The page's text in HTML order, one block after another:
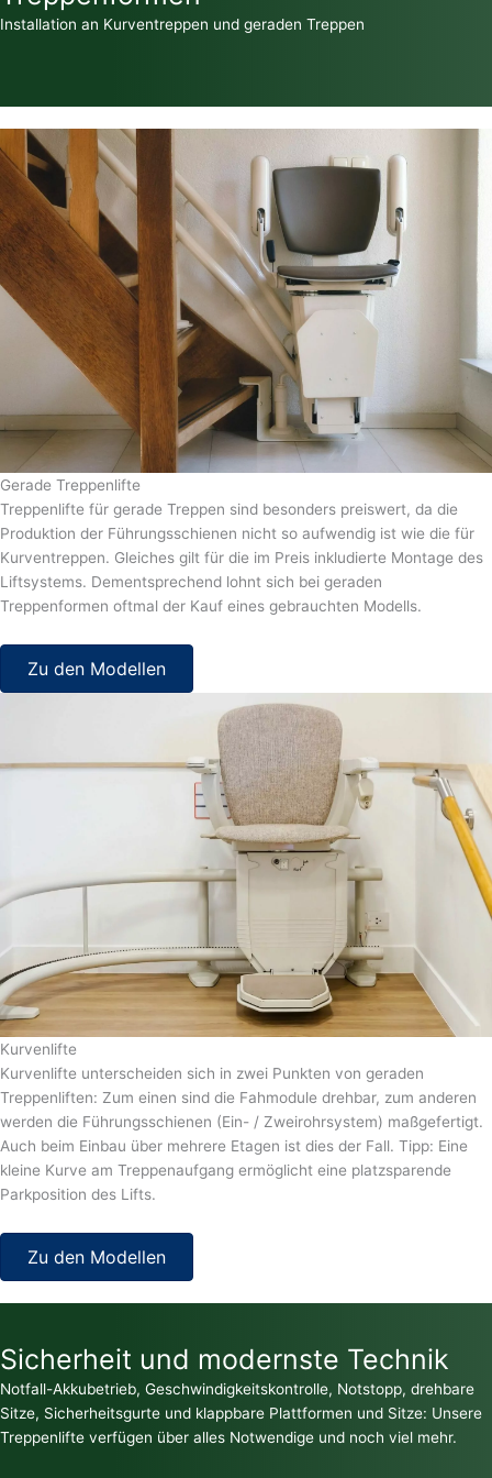
Installation an Kurventreppen und geraden Treppen
Gerade Treppenlifte
Treppenlifte für gerade Treppen sind besonders preiswert, da die
Produktion der Führungsschienen nicht so aufwendig ist wie die für
Kurventreppen. Gleiches gilt für die im Preis inkludierte Montage des
Liftsystems. Dementsprechend lohnt sich bei geraden
Treppenformen oftmal der Kauf eines gebrauchten Modells.
Zu den Modellen
Kurvenlifte
Kurvenlifte unterscheiden sich in zwei Punkten von geraden
Treppenliften: Zum einen sind die Fahmodule drehbar, zum anderen
werden die Führungsschienen (Ein- / Zweirohrsystem) maßgefertigt.
Auch beim Einbau über mehrere Etagen ist dies der Fall. Tipp: Eine
kleine Kurve am Treppenaufgang ermöglicht eine platzsparende
Parkposition des Lifts.
Zu den Modellen
Sicherheit und modernste Technik
Notfall-Akkubetrieb, Geschwindigkeitskontrolle, Notstopp, drehbare
Sitze, Sicherheitsgurte und klappbare Plattformen und Sitze: Unsere
Treppenlifte verfügen über alles Notwendige und noch viel mehr.